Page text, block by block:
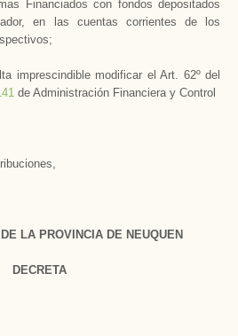
Financiados con fondos depositados
en las cuentas corrientes de los
imprescindible modificar el Art. 62º del
de Administración Financiera y Control
LA PROVINCIA DE NEUQUEN
DECRETA